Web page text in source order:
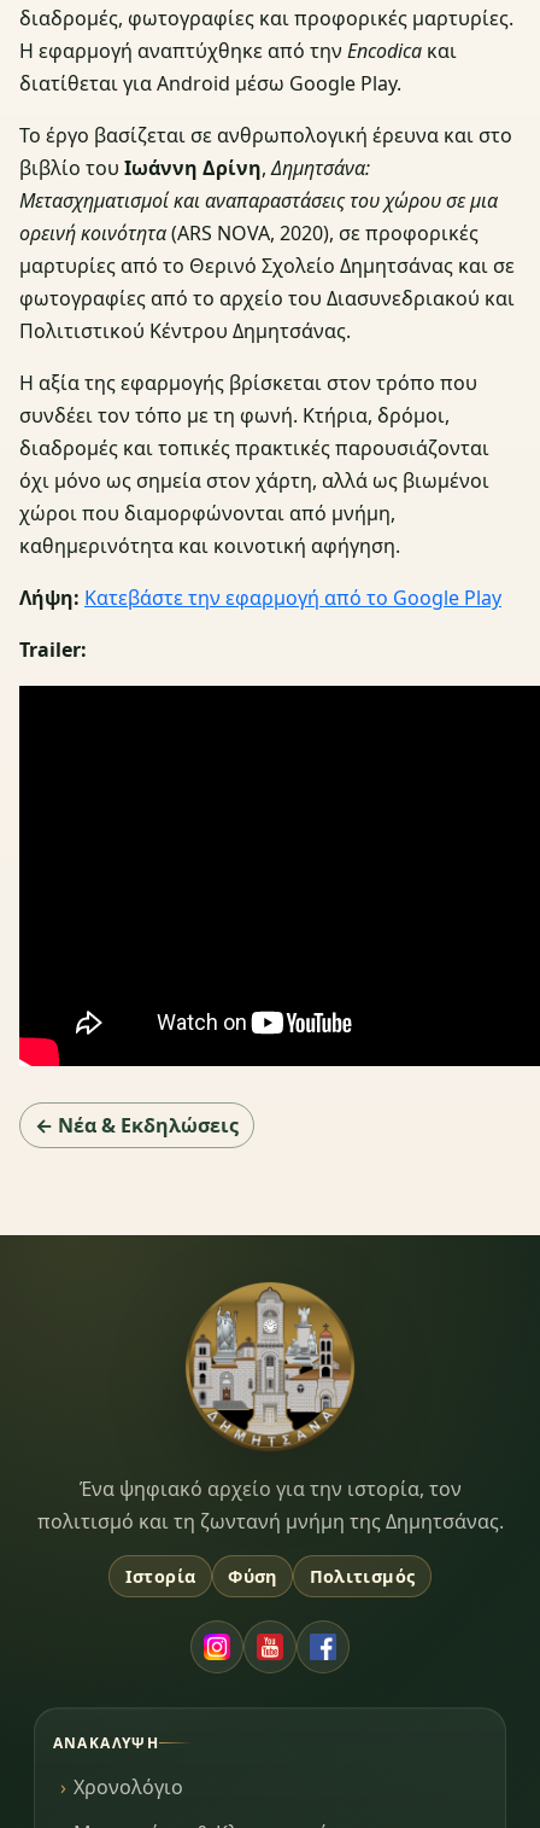
διαδρομές, φωτογραφίες και προφορικές μαρτυρίες.
Η εφαρμογή αναπτύχθηκε από την Encodica και
διατίθεται για Android μέσω Google Play.
Το έργο βασίζεται σε ανθρωπολογική έρευνα και στο
βιβλίο του Ιωάννη Δρίνη,Δημητσάνα:
Μετασχηματισμοί και αναπαραστάσεις του χώρου σε μια
ορεινή κοινότητα(ARS NOVA, 2020), σε προφορικές
μαρτυρίες από το Θερινό Σχολείο Δημητσάνας και σε
φωτογραφίες από το αρχείο του Διασυνεδριακού και
Πολιτιστικού Κέντρου Δημητσάνας.
Η αξία της εφαρμογής βρίσκεται στον τρόπο που
συνδέει τον τόπο με τη φωνή. Κτήρια, δρόμοι,
διαδρομές και τοπικές πρακτικές παρουσιάζονται
όχι μόνο ως σημεία στον χάρτη, αλλά ως βιωμένοι
χώροι που διαμορφώνονται από μνήμη,
καθημερινότητα και κοινοτική αφήγηση.
Λήψη: Κατεβάστε την εφαρμογή από το Google Play
Trailer:
← Νέα & Εκδηλώσεις
Dimitsana.gr
Ένα ψηφιακό αρχείο για την ιστορία, τον
πολιτισμό και τη ζωντανή μνήμη της Δημητσάνας.
Ιστορία Φύση Πολιτισμός
ΑΝΑΚΆΛΥΨΗ
Χρονολόγιο